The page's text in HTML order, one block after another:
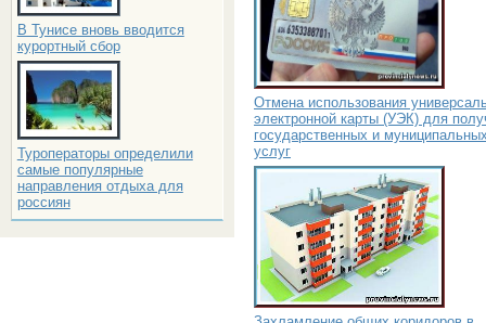
В Тунисе вновь вводится
курортный сбор
Туроператоры определили
самые популярные
направления отдыха для
россиян
Отмена использования
электронной карты (УЭК) для
государственных и
услуг